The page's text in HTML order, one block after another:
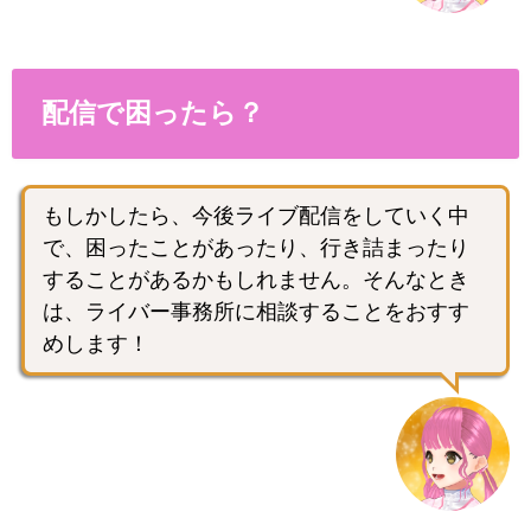
配信で困ったら？
もしかしたら、今後ライブ配信をしていく中
で、困ったことがあったり、行き詰まったり
することがあるかもしれません。そんなとき
は、ライバー事務所に相談することをおすす
めします！